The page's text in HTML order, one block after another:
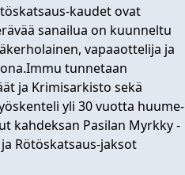
kaudet ovat
sanailua on kuunneltu
vapaaottelija ja
tunnetaan
ja Krimisarkisto sekä
yli 30 vuotta huume-
kahdeksan Pasilan Myrkky -
Rötöskatsaus-jaksot